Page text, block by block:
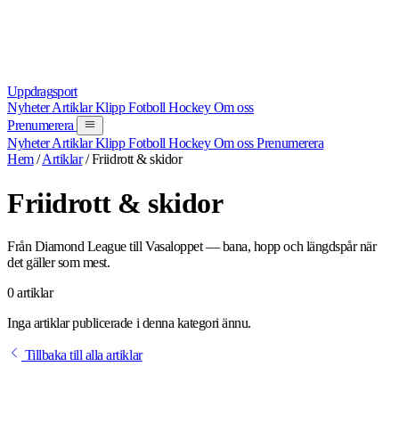
Uppdragsport
NyheterArtiklarKlippFotbollHockeyOm oss
Prenumerera
NyheterArtiklarKlippFotbollHockeyOm ossPrenumerera
Hem /Artiklar / Friidrott & skidor
Friidrott & skidor
Från Diamond League till Vasaloppet — bana, hopp och längdspår när
det gäller som mest.
0 artiklar
Inga artiklar publicerade i denna kategori ännu.
Tillbaka till alla artiklar